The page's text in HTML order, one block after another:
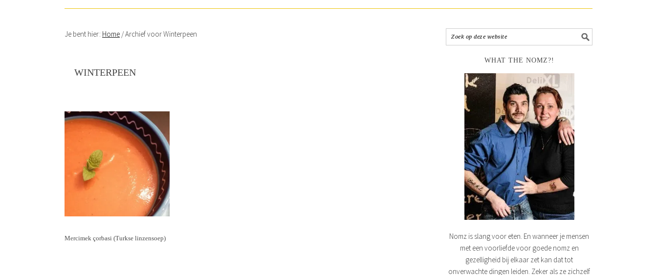
Je bent hier: Home /Archief voor Winterpeen
WINTERPEEN
Mercimek çorbasi (Turkse linzensoep)
WHAT THE NOMZ?!
Nomz is slang voor eten. En wanneer je mensen
met een voorliefde voor goede nomz en
gezelligheid bij elkaar zet kan dat tot
onverwachte dingen leiden. Zeker als ze zichzelf